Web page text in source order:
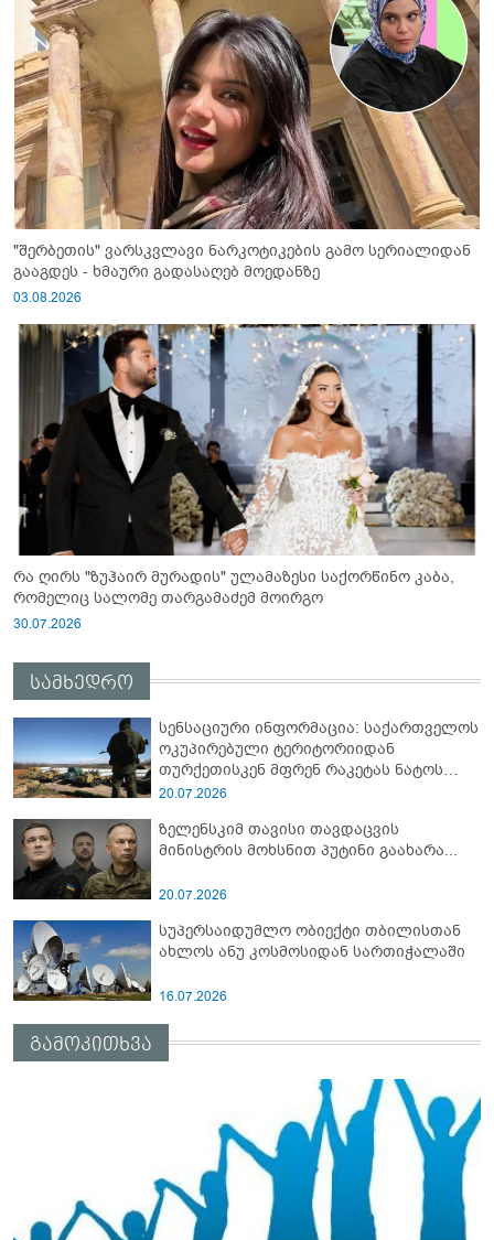
"შერბეთის" ვარსკვლავი ნარკოტიკების გამო სერიალიდან
გააგდეს - ხმაური გადასაღებ მოედანზე
03.08.2026
რა ღირს "ზუჰაირ მურადის" ულამაზესი საქორწინო კაბა,
რომელიც სალომე თარგამაძემ მოირგო
30.07.2026
სამხედრო
სენსაციური ინფორმაცია: საქართველოს
ოკუპირებული ტერიტორიიდან
თურქეთისკენ მფრენ რაკეტას ნატოს
სამიტი კინაღამ ჩაუშლია
20.07.2026
ზელენსკიმ თავისი თავდაცვის
მინისტრის მოხსნით პუტინი გაახარა...
20.07.2026
სუპერსაიდუმლო ობიექტი თბილისთან
ახლოს ანუ კოსმოსიდან სართიჭალაში
16.07.2026
გამოკითხვა